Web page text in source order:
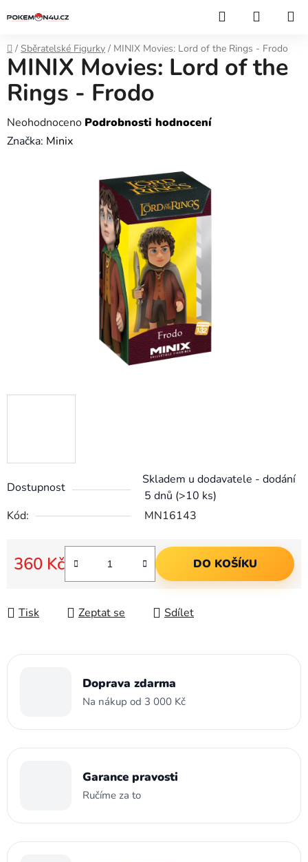
na
Hledat
Domů
/ Sběratelské Figurky / MINIX Movies: Lord of the Rings - Frodo
Dostupnost
Skladem u dodavatele - dodání
5 dnů (>10 ks)
Kód:
MN16143
360 Kč
Měrná cena:
DO KOŠÍKU
Tisk Zeptat se Sdílet
MINIX Movies: Lord of the
Rings - Frodo
Průměrné
hodnocení
Neohodnoceno Podrobnosti hodnocení
Značka: Minix
Doprava zdarma
Na nákup od 3 000 Kč
Garance pravosti
Ručíme za to